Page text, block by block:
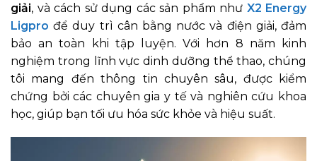
giải, và cách sử dụng các sản phẩm như X2 Energy
Ligpro để duy trì cân bằng nước và điện giải, đảm
bảo an toàn khi tập luyện. Với hơn 8 năm kinh
nghiệm trong lĩnh vực dinh dưỡng thể thao, chúng
tôi mang đến thông tin chuyên sâu, được kiểm
chứng bởi các chuyên gia y tế và nghiên cứu khoa
học, giúp bạn tối ưu hóa sức khỏe và hiệu suất.